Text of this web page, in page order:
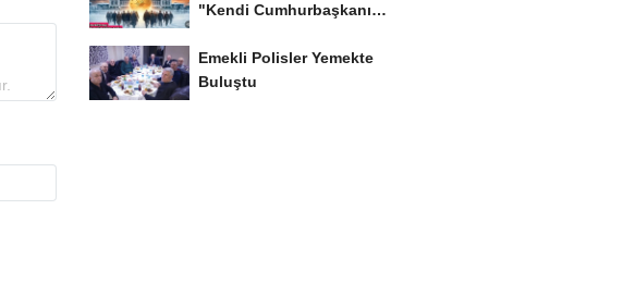
"Kendi Cumhurbaşkanı
Emekli Polisler Yemekte
Buluştu